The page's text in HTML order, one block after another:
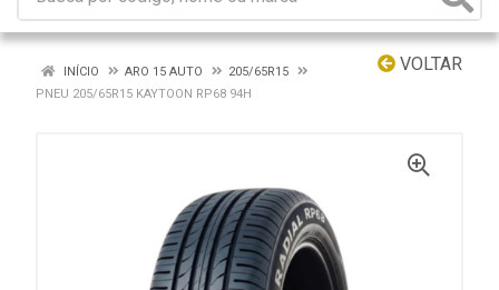
VOLTAR
INÍCIO ARO 15 AUTO
205/65R15
PNEU 205/65R15 KAYTOON RP68 94H